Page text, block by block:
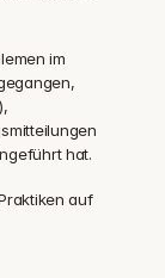
im
hat.
auf